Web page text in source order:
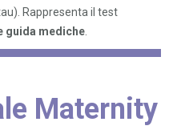
Rappresenta il test
guida mediche
Maternity